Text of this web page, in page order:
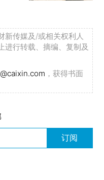
新传媒及/或相关权利人
进行转载、摘编、复制及
，获得书面
订阅